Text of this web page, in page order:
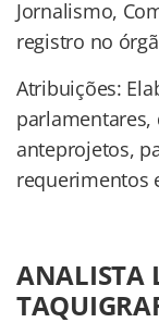
Jornalismo,
registro no
Atribuições:
anteprojetos,
requerimentos
ANALISTA